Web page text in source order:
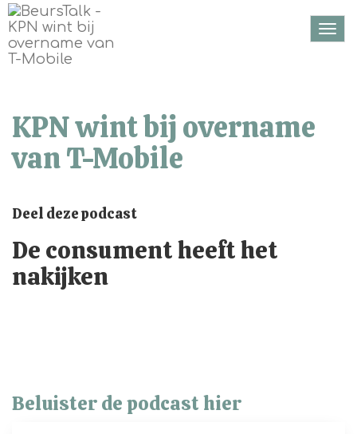
KPN wint bij overname
van T-Mobile
Deel deze podcast
De consument heeft het
nakijken
Beluister de podcast hier